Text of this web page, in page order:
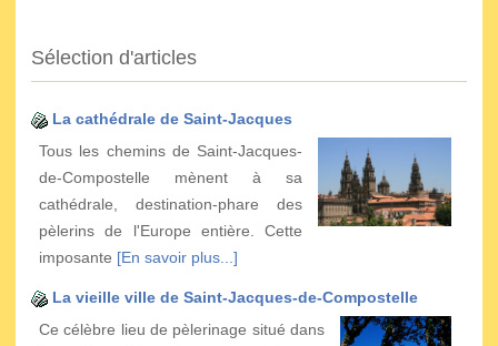
Sélection d'articles
La cathédrale de Saint-Jacques
Tous les chemins de Saint-Jacques-
de-Compostelle mènent à sa
cathédrale, destination-phare des
pèlerins de l'Europe entière. Cette
imposante [En savoir plus...]
La vieille ville de Saint-Jacques-de-Compostelle
Ce célèbre lieu de pèlerinage situé dans